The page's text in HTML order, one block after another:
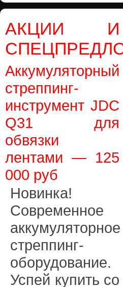
АКЦИИ И
Аккумуляторный
стреппинг-
инструмент JDC
Q31 для
обвязки
лентами — 125
000 руб
Новинка!
Современное
аккумуляторное
стреппинг-
оборудование.
Успей купить со